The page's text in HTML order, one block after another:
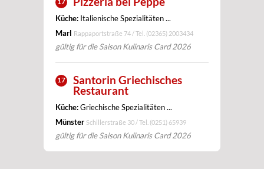
Küche: Italienische Spezialitäten ...
Marl Rappaportstraße 74 / Tel. (02365) 2003434
gültig für die Saison Kulinaris Card 2026
17
Santorin Griechisches
Restaurant
Küche:Griechische Spezialitäten ...
Münster Schillerstraße 30 / Tel. (0251) 65939
gültig für die Saison Kulinaris Card 2026